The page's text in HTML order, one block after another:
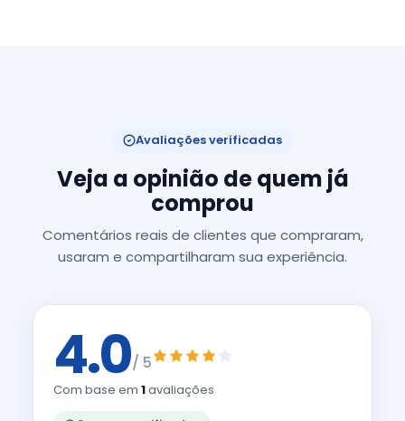
Avaliações verificadas
Veja a opinião de quem já
comprou
Comentários reais de clientes que compraram,
usaram e compartilharam sua experiência.
4.0/ 5
Com base em 1avaliações